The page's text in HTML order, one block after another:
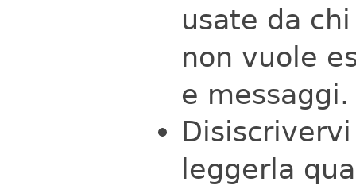
usate da
non vuole
e messaggi.
leggerla